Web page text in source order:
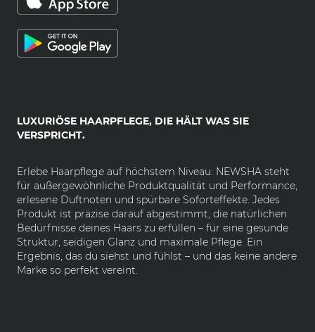
LUXURIÖSE HAARPFLEGE, DIE HÄLT WAS SIE
VERSPRICHT.
Erlebe Haarpflege auf höchstem Niveau: NEWSHA steht
für außergewöhnliche Produktqualität und Performance,
erlesene Duftnoten und spürbare Soforteffekte. Jedes
Produkt ist präzise darauf abgestimmt, die natürlichen
Bedürfnisse deines Haars zu erfüllen – für eine gesunde
Struktur, seidigen Glanz und maximale Pflege. Ein
Ergebnis, das du siehst und fühlst – und das keine andere
Marke so perfekt vereint.